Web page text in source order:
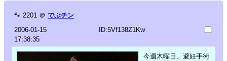
🐾 2201 ＠ でぶチン
2006-01-15
17:38:35
ID:5Vf138Z1Kw
今週木曜日、避妊手術